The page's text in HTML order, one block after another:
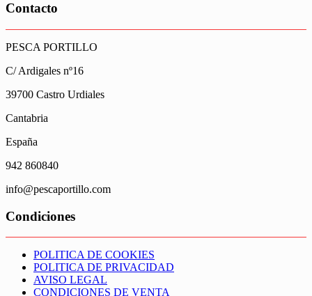
Contacto
PESCA PORTILLO
C/ Ardigales nº16
39700 Castro Urdiales
Cantabria
España
942 860840
info@pescaportillo.com
Condiciones
POLITICA DE COOKIES
POLITICA DE PRIVACIDAD
AVISO LEGAL
CONDICIONES DE VENTA